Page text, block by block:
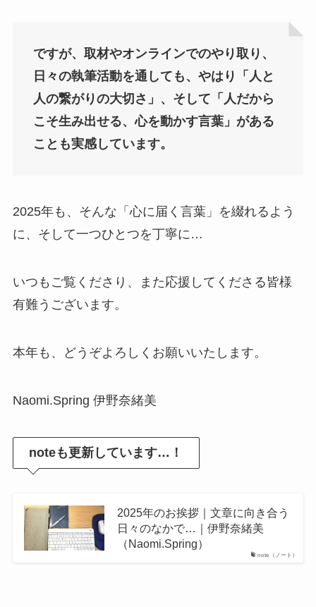
ですが、取材やオンラインでのやり取り、
日々の執筆活動を通しても、やはり「人と
人の繋がりの大切さ」、そして「人だから
こそ生み出せる、心を動かす言葉」がある
ことも実感しています。
2025年も、そんな「心に届く言葉」を綴れるよう
に、そして一つひとつを丁寧に…
いつもご覧くださり、また応援してくださる皆様
有難うございます。
本年も、どうぞよろしくお願いいたします。
Naomi.Spring 伊野奈緒美
noteも更新しています…！
note（ノート）
2025年のお挨拶｜文章に向き合う
日々のなかで…｜伊野奈緒美
（Naomi.Spring）